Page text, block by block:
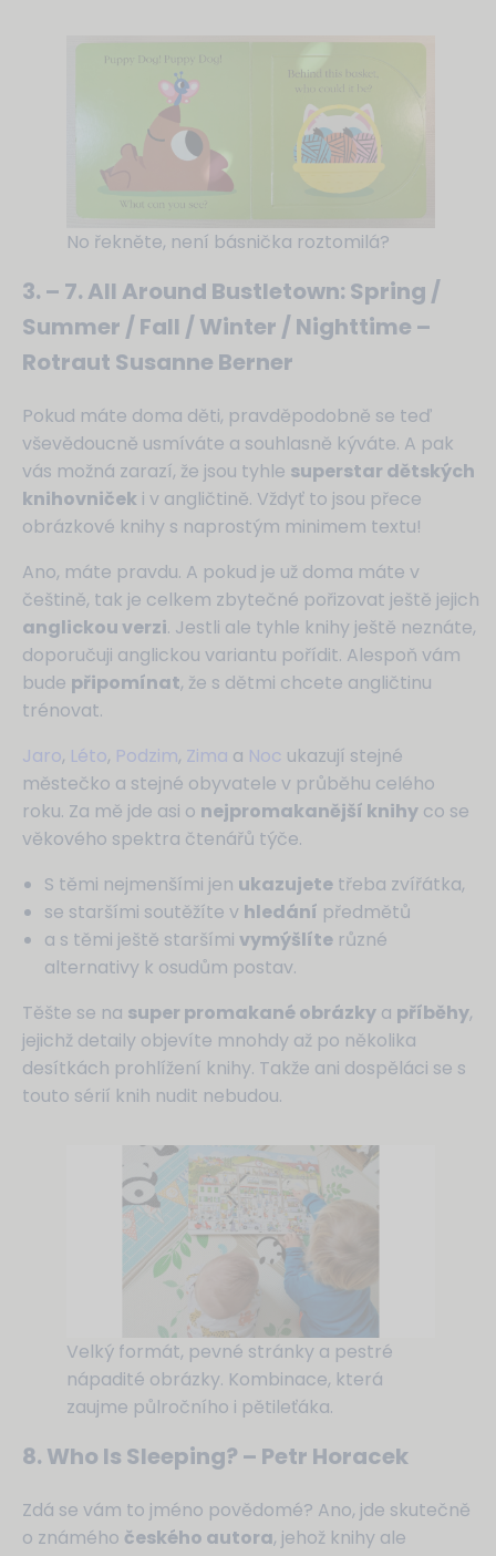
No řekněte, není básnička roztomilá?
3. – 7. All Around Bustletown: Spring /
Summer / Fall / Winter / Nighttime –
Rotraut Susanne Berner
Pokud máte doma děti, pravděpodobně se teď
vševědoucně usmíváte a souhlasně kýváte. A pak
vás možná zarazí, že jsou tyhle superstar dětských
knihovniček i v angličtině. Vždyť to jsou přece
obrázkové knihy s naprostým minimem textu!
Ano, máte pravdu. A pokud je už doma máte v
češtině, tak je celkem zbytečné pořizovat ještě jejich
anglickou verzi. Jestli ale tyhle knihy ještě neznáte,
doporučuji anglickou variantu pořídit. Alespoň vám
bude připomínat, že s dětmi chcete angličtinu
trénovat.
Jaro, Léto, Podzim, Zima a Noc ukazují stejné
městečko a stejné obyvatele v průběhu celého
roku. Za mě jde asi o nejpromakanější knihy co se
věkového spektra čtenářů týče.
S těmi nejmenšími jen ukazujete třeba zvířátka,
se staršími soutěžíte v hledání předmětů
a s těmi ještě staršími vymýšlíte různé
alternativy k osudům postav.
Těšte se na super promakané obrázky a příběhy,
jejichž detaily objevíte mnohdy až po několika
desítkách prohlížení knihy. Takže ani dospěláci se s
touto sérií knih nudit nebudou.
Velký formát, pevné stránky a pestré
nápadité obrázky. Kombinace, která
zaujme půlročního i pětileťáka.
8. Who Is Sleeping? – Petr Horacek
Zdá se vám to jméno povědomé? Ano, jde skutečně
o známého českého autora, jehož knihy ale